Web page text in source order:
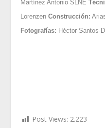
Martínez Antonio SLNE
LorenzenConstrucción:
Fotografías: Héctor Santos-
Post Views: 2.223